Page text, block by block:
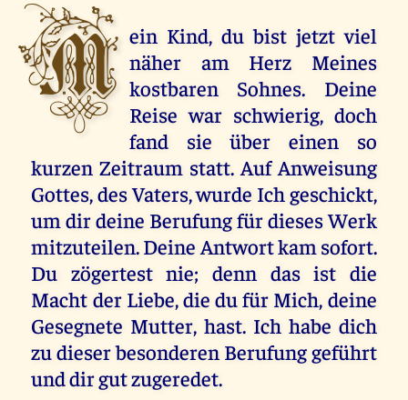
M ein Kind, du bist jetzt viel
näher am Herz Meines
kostbaren Sohnes. Deine
Reise war schwierig, doch
fand sie über einen so
kurzen Zeitraum statt. Auf Anweisung
Gottes, des Vaters, wurde Ich geschickt,
um dir deine Berufung für dieses Werk
mitzuteilen. Deine Antwort kam sofort.
Du zögertest nie; denn das ist die
Macht der Liebe, die du für Mich, deine
Gesegnete Mutter, hast. Ich habe dich
zu dieser besonderen Berufung geführt
und dir gut zugeredet.